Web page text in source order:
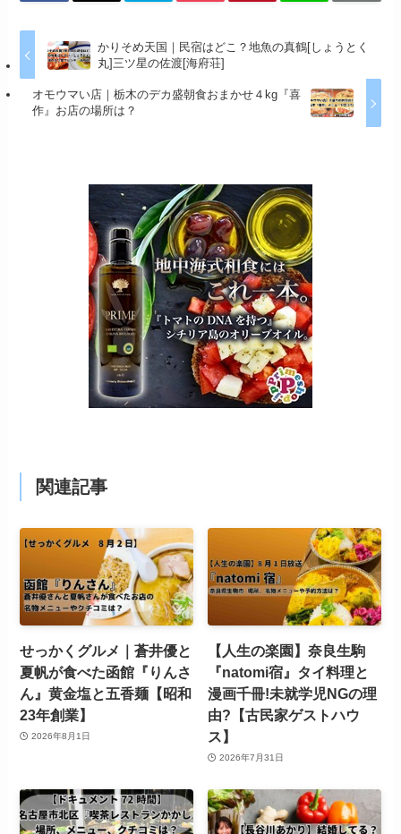
かりそめ天国｜民宿はどこ？地魚の真鶴[しょうとく
丸]三ツ星の佐渡[海府荘]
オモウマい店｜栃木のデカ盛朝食おまかせ４kg『喜
作』お店の場所は？
関連記事
せっかくグルメ｜蒼井優と
夏帆が食べた函館『りんさ
ん』黄金塩と五香麺【昭和
23年創業】
2026年8月1日
【人生の楽園】奈良生駒
『natomi宿』タイ料理と
漫画千冊!未就学児NGの理
由?【古民家ゲストハウ
ス】
2026年7月31日